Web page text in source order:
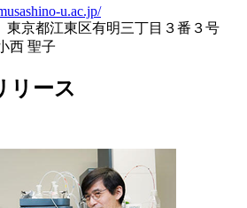
u.ac.jp/
東京都江東区有明三丁目３番３号
西 聖子
リース